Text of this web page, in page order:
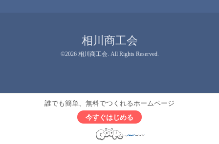
相川商工会
©2026 相川商工会. All Rights Reserved.
誰でも簡単、無料でつくれるホームページ
今すぐはじめる